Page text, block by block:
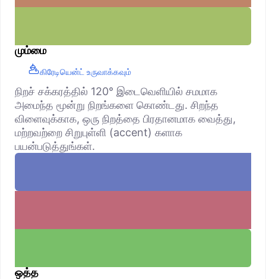
மும்மை
கிரேடியென்ட் உருவாக்கவும்
நிறச் சக்கரத்தில் 120° இடைவெளியில் சமமாக
அமைந்த மூன்று நிறங்களை கொண்டது. சிறந்த
விளைவுக்காக, ஒரு நிறத்தை பிரதானமாக வைத்து,
மற்றவற்றை சிறுபுள்ளி (accent) களாக
பயன்படுத்துங்கள்.
ஒத்த